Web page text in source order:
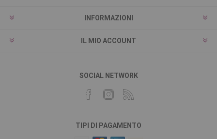
INFORMAZIONI
IL MIO ACCOUNT
SOCIAL NETWORK
TIPI DI PAGAMENTO